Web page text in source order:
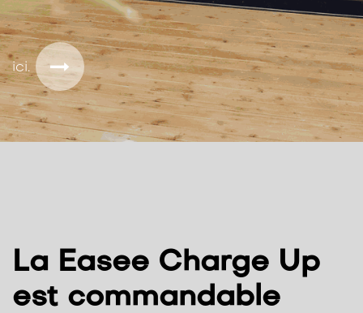
ici.
La Easee Charge Up
est commandable